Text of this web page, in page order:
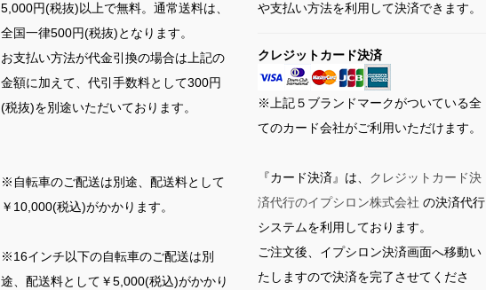
5,000円(税抜)以上で無料。通常送料は、
全国一律500円(税抜)となります。
お支払い方法が代金引換の場合は上記の
金額に加えて、代引手数料として300円
(税抜)を別途いただいております。
※自転車のご配送は別途、配送料として
￥10,000(税込)がかかります。
※16インチ以下の自転車のご配送は別
途、配送料として￥5,000(税込)がかかり
や支払い方法を利用して決済できます。
クレジットカード決済
※上記５ブランドマークがついている全
てのカード会社がご利用いただけます。
『カード決済』は、 クレジットカード決
済代行のイプシロン株式会社 の決済代行
システムを利用しております。
ご注文後、イプシロン決済画面へ移動い
たしますので決済を完了させてくださ